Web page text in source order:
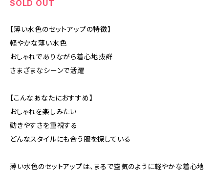
SOLD OUT
【薄い水色のセットアップの特徴】
軽やかな薄い水色
おしゃれでありながら着心地抜群
さまざまなシーンで活躍
【こんなあなたにおすすめ】
おしゃれを楽しみたい
動きやすさを重視する
どんなスタイルにも合う服を探している
薄い水色のセットアップは、まるで空気のように軽やかな着心地